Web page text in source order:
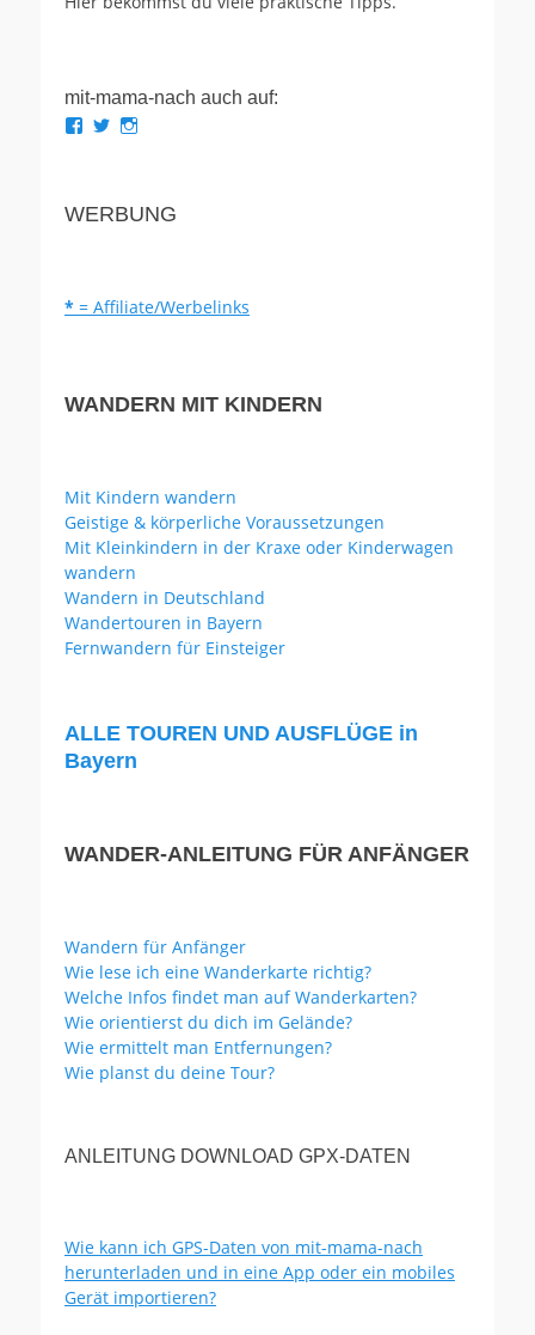
mit-mama-nach auch auf:
Profil
anzeigen
Profil
anzeigen
anzeigen
WERBUNG
* = Affiliate/Werbelinks
WANDERN MIT KINDERN
Mit Kindern wandern
Geistige & körperliche Voraussetzungen
Mit Kleinkindern in der Kraxe oder Kinderwagen
wandern
Wandern in Deutschland
Wandertouren in Bayern
Fernwandern für Einsteiger
ALLE TOUREN UND AUSFLÜGE in
Bayern
WANDER-ANLEITUNG FÜR ANFÄNGER
Wandern für Anfänger
Wie lese ich eine Wanderkarte richtig?
Welche Infos findet man auf Wanderkarten?
Wie orientierst du dich im Gelände?
Wie ermittelt man Entfernungen?
Wie planst du deine Tour?
ANLEITUNG DOWNLOAD GPX-DATEN
Wie kann ich GPS-Daten von mit-mama-nach
herunterladen und in eine App oder ein mobiles
Gerät importieren?